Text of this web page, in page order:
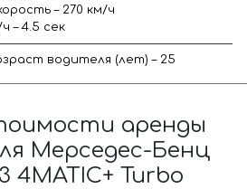
– 270 км/ч
– 4.5 сек
водителя (лет) – 25
аренды
Мерседес-Бенц
4MATIC+ Turbo